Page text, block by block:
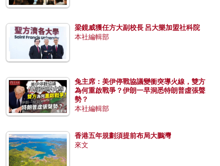
梁鏡威獲任方大副校長 呂大樂加盟社科院
本社編輯部
兔主席：美伊停戰協議變衝突導火線，雙方
為何重啟戰爭？伊朗一早洞悉特朗普虛張聲
勢？
本社編輯部
香港五年規劃須提前布局大鵬灣
來文